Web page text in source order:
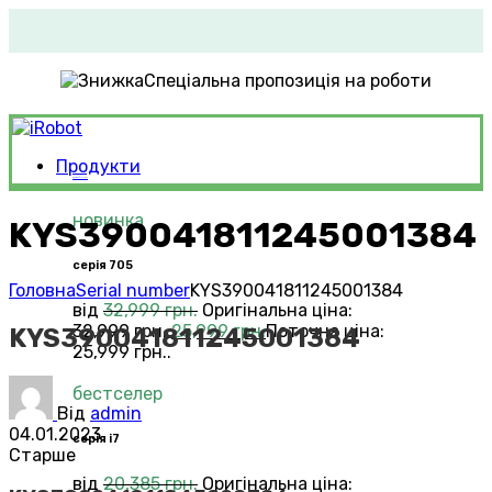
Спеціальна пропозиція на роботи
Продукти
новинка
серія 705
від 32,999грн. Оригінальна ціна:
32,999 грн..25,999грн.Поточна ціна:
25,999 грн..
бестселер
серія i7
від 20,385грн. Оригінальна ціна:
KYS390041811245001384
ГоловнаSerial numberKYS390041811245001384
KYS390041811245001384
Від admin
04.01.2023
Старше